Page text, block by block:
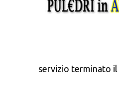
servizio terminato il